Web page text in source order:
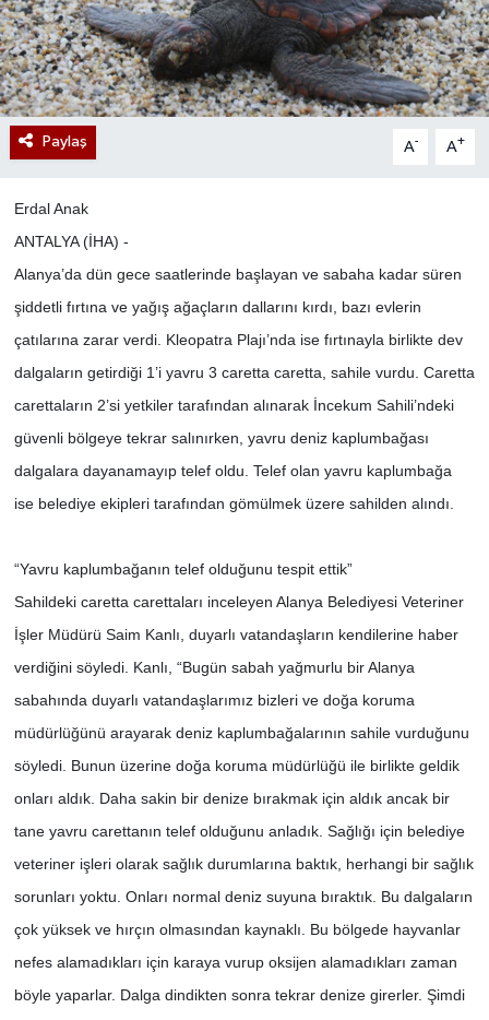
Paylaş A- A+
Erdal Anak
ANTALYA (İHA) -
Alanya’da dün gece saatlerinde başlayan ve sabaha kadar süren
şiddetli fırtına ve yağış ağaçların dallarını kırdı, bazı evlerin
çatılarına zarar verdi. Kleopatra Plajı’nda ise fırtınayla birlikte dev
dalgaların getirdiği 1’i yavru 3 caretta caretta, sahile vurdu. Caretta
carettaların 2’si yetkiler tarafından alınarak İncekum Sahili’ndeki
güvenli bölgeye tekrar salınırken, yavru deniz kaplumbağası
dalgalara dayanamayıp telef oldu. Telef olan yavru kaplumbağa
ise belediye ekipleri tarafından gömülmek üzere sahilden alındı.
“Yavru kaplumbağanın telef olduğunu tespit ettik”
Sahildeki caretta carettaları inceleyen Alanya Belediyesi Veteriner
İşler Müdürü Saim Kanlı, duyarlı vatandaşların kendilerine haber
verdiğini söyledi. Kanlı, “Bugün sabah yağmurlu bir Alanya
sabahında duyarlı vatandaşlarımız bizleri ve doğa koruma
müdürlüğünü arayarak deniz kaplumbağalarının sahile vurduğunu
söyledi. Bunun üzerine doğa koruma müdürlüğü ile birlikte geldik
onları aldık. Daha sakin bir denize bırakmak için aldık ancak bir
tane yavru carettanın telef olduğunu anladık. Sağlığı için belediye
veteriner işleri olarak sağlık durumlarına baktık, herhangi bir sağlık
sorunları yoktu. Onları normal deniz suyuna bıraktık. Bu dalgaların
çok yüksek ve hırçın olmasından kaynaklı. Bu bölgede hayvanlar
nefes alamadıkları için karaya vurup oksijen alamadıkları zaman
böyle yaparlar. Dalga dindikten sonra tekrar denize girerler. Şimdi